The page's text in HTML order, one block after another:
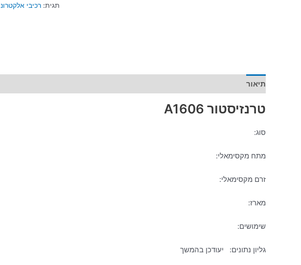
תגית: רכיבי
תיאור
טרנזיסטור A1606
סוג:
מתח מקסימאלי:
זרם מקסימאלי:
מארז:
שימושים:
גליון נתונים: יעודכן בהמשך